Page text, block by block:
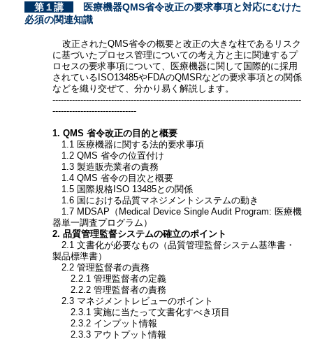
第１講
医療機器QMS省令改正の要求事項と対応にむけた
必須の関連知識
改正されたQMS省令の概要と改正の大きな柱であるリスク
に基づいたプロセス管理についての考え方と主に関連するプ
ロセスの要求事項について、医療機器に関して国際的に採用
されているISO13485やFDAのQMSRなどの要求事項との関係
などを織り交ぜて、分かり易く解説します。
-----------------------------------------------------------------------------------------
------------------------------
1. QMS 省令改正の目的と概要
1.1 医療機器に関する法的要求事項
1.2 QMS 省令の位置付け
1.3 製造販売業者の責務
1.4 QMS 省令の目次と概要
1.5 国際規格ISO 13485との関係
1.6 国における品質マネジメントシステムの動き
1.7 MDSAP（Medical Device Single Audit Program: 医療機
器単一調査プログラム）
2. 品質管理監督システムの確立のポイント
2.1 文書化が必要なもの（品質管理監督システム基準書・
製品標準書）
2.2 管理監督者の責務
2.2.1 管理監督者の定義
2.2.2 管理監督者の責務
2.3 マネジメントレビューのポイント
2.3.1 実施に当たって文書化すべき項目
2.3.2 インプット情報
2.3.3 アウトプット情報